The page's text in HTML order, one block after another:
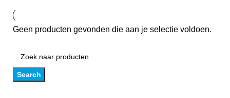
Geen producten gevonden die aan je selectie voldoen.
Search